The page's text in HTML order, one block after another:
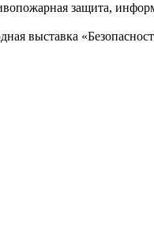
защита,
выставка